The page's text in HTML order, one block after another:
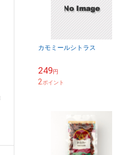
カモミールシトラス
249円
2ポイント